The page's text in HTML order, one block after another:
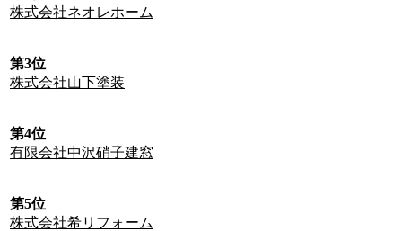
株式会社ネオレホーム
第3位
株式会社山下塗装
第4位
有限会社中沢硝子建窓
第5位
株式会社希リフォーム